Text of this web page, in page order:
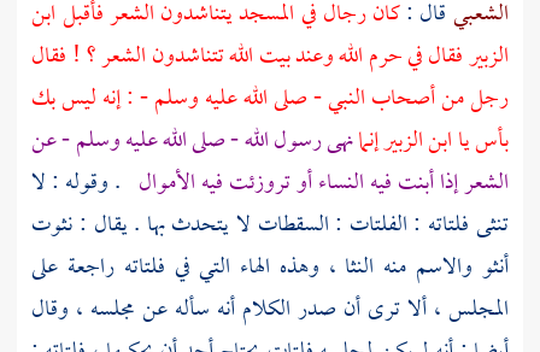
الشعبيقال :كان رجال في المسجد يتناشدون الشعر فأقبل ابن
الزبير فقال في حرم الله وعند بيت الله تتناشدون الشعر ؟ ! فقال
رجل من أصحاب النبي - صلى الله عليه وسلم - : إنه ليس بك
بأس ياابن الزبيرإنمانهى رسول الله - صلى الله عليه وسلم - عن
الشعر إذا أبنت فيه النساء أو تروزئت فيه الأموال . وقوله : لا
تنثى فلتاته : الفلتات : السقطات لا يتحدث بها . يقال : نثوت
أنثو والاسم منه النثا ، وهذه الهاء التي في فلتاته راجعة على
المجلس ، ألا ترى أن صدر الكلام أنه سأله عن مجلسه ، وقال